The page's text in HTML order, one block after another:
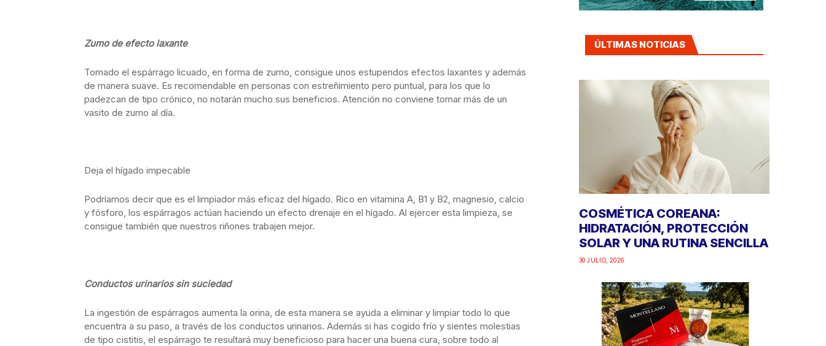
Zumo de efecto laxante
Tomado el espárrago licuado, en forma de zumo, consigue unos estupendos efectos laxantes y además
de manera suave. Es recomendable en personas con estreñimiento pero puntual, para los que lo
padezcan de tipo crónico, no notarán mucho sus beneficios. Atención no conviene tomar más de un
vasito de zumo al día.
Deja el hígado impecable
Podríamos decir que es el limpiador más eficaz del hígado. Rico en vitamina A, B1 y B2, magnesio, calcio
y fósforo, los espárragos actúan haciendo un efecto drenaje en el hígado. Al ejercer esta limpieza, se
consigue también que nuestros riñones trabajen mejor.
Conductos urinarios sin suciedad
La ingestión de espárragos aumenta la orina, de esta manera se ayuda a eliminar y limpiar todo lo que
encuentra a su paso, a través de los conductos urinarios. Además si has cogido frío y sientes molestias
de tipo cistitis, el espárrago te resultará muy beneficioso para hacer una buena cura, sobre todo al
ÚLTIMAS NOTICIAS
COSMÉTICA COREANA:
HIDRATACIÓN, PROTECCIÓN
SOLAR Y UNA RUTINA SENCILLA
30 JULIO, 2026